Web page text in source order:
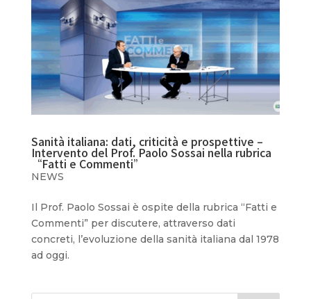
Sanità italiana: dati, criticità e prospettive –
Intervento del Prof. Paolo Sossai nella rubrica
“Fatti e Commenti”
NEWS
Il Prof. Paolo Sossai è ospite della rubrica “Fatti e
Commenti” per discutere, attraverso dati
concreti, l’evoluzione della sanità italiana dal 1978
ad oggi.